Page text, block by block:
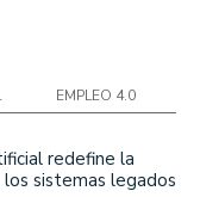
EMPLEO 4.0
redefine la
sistemas legados